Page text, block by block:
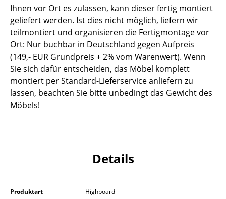
Wandleuchten
Outdoor-Leuchten
Akkuleuchten
... alle Leuchten
Betten
Doppelbetten
Nachttische & Bettzubehör
Ihnen vor Ort es zulassen, kann dieser fertig montiert
geliefert werden. Ist dies nicht möglich, liefern wir
teilmontiert und organisieren die Fertigmontage vor
Ort: Nur buchbar in Deutschland gegen Aufpreis
(149,- EUR Grundpreis + 2% vom Warenwert). Wenn
Sie sich dafür entscheiden, das Möbel komplett
montiert per Standard-Lieferservice anliefern zu
lassen, beachten Sie bitte unbedingt das Gewicht des
Möbels!
Details
Produktart
Highboard